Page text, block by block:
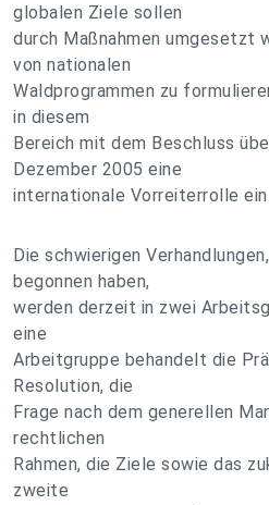
globalen Ziele sollen
durch Maßnahmen umgesetzt
von nationalen
Waldprogrammen zu
in diesem
Bereich mit dem Beschluss
Dezember 2005 eine
internationale Vorreiterrolle ein.
Die schwierigen
begonnen haben,
werden derzeit in zwei
eine
Arbeitgruppe behandelt die
Resolution, die
Frage nach dem generellen
rechtlichen
Rahmen, die Ziele sowie das
zweite